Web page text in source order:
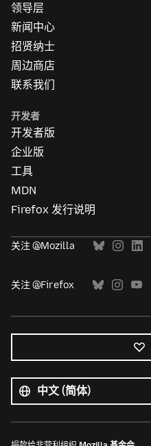
领导层
新闻中心
招贤纳士
周边商店
联系我们
开发者
开发者版
企业版
工具
MDN
Firefox 发行说明
关注 @Mozilla
关注 @Firefox
有
语
言
语
言